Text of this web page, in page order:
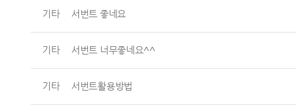
기타 서번트 좋네요
기타 서번트 너무좋네요^^
기타 서번트활용방법